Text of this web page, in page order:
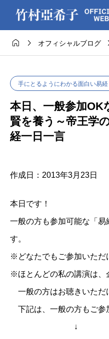
  オフィシャルブログ
手にとるようにわかる面白い易経
本日、一般参加OK
賢を養う～帝王学
経一日一言
作成日：2013年3月23日
本日です！
一般の方も参加可能な「
す。
※どなたでもご参加いただ
※ほとんどの私の講演は、
一般の方はお聴きいただ
下記は、一般の方もご参
↓